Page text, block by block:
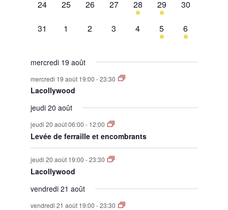
0
24
0
25
0
26
0
évènement,
27
1
évènement,
28
1
évènement,
29
0
30
0
31
0
1
0
2
0
3
0
évènement,
4
1
évènement,
5
1
évènement,
6
mercredi 19 août
mercredi 19 août 19:00 -23:30
Lacollywood
jeudi 20 août
jeudi 20 août 06:00 - 12:00
Levée de ferraille et encombrants
jeudi 20 août 19:00 -23:30
Lacollywood
vendredi 21 août
vendredi 21 août 19:00 -23:30